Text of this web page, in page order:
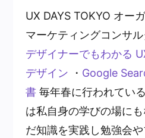
UX DAYS TOKYO オー
マーケティングコンサル
デザイナーでもわかる
デザイン ・ Google
書毎年春に行われてい
は私自身の学びの場に
だ知識を実践し勉強会